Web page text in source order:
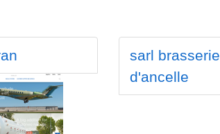
sarl brasserie
d'ancelle